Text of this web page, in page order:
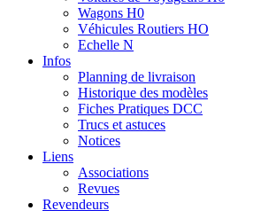
Wagons H0
Véhicules Routiers HO
Echelle N
Infos
Planning de livraison
Historique des modèles
Fiches Pratiques DCC
Trucs et astuces
Notices
Liens
Associations
Revues
Revendeurs